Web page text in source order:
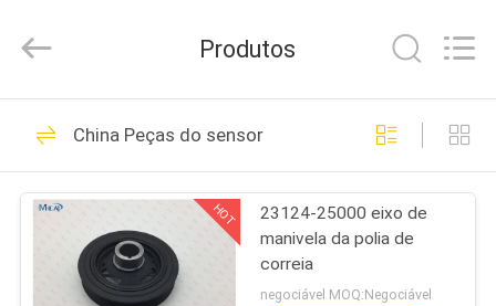
CASA
PRODUTOS
SOBRE
Parts
Rights
Auto sensor do
oxigênio
108
Produtos
China Peças do sensor
HOT
23124-25000 eixo de
manivela da polia de
correia
negociável MOQ:Negociável